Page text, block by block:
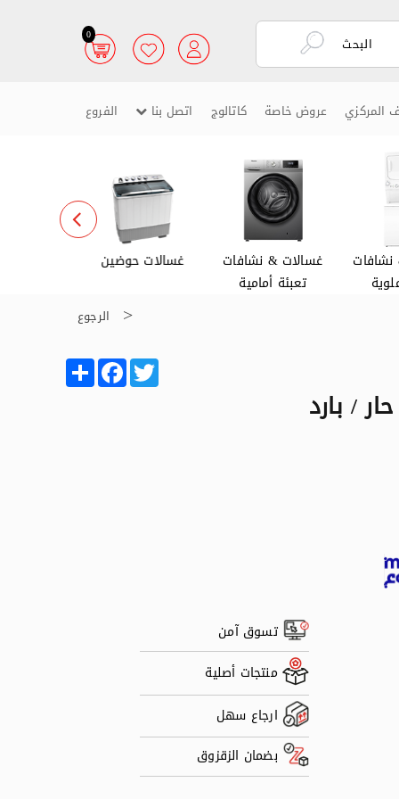
0
المركزي عروض خاصة كاتالوج اتصل بنا الفروع
غسالات & نشافات
تعبئة أمامية
غسالات حوضين
الرجوع
Share
FacebookTwitter
تسوق آمن
منتجات أصلية
ارجاع سهل
بضمان الزقزوق